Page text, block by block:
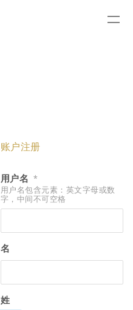
账户注册
用户名 *
用户名包含元素：英文字母或数
字，中间不可空格
名
姓